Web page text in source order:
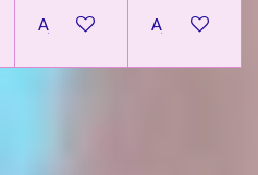
Ajouter au panierAjouter au